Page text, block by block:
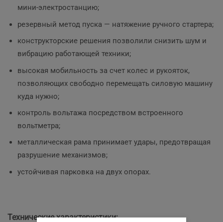
мини-электростанцию;
резервный метод пуска — натяжение ручного стартера;
конструкторские решения позволили снизить шум и
вибрацию работающей техники;
высокая мобильность за счет колес и рукояток,
позволяющих свободно перемещать силовую машину
куда нужно;
контроль вольтажа посредством встроенного
вольтметра;
металлическая рама принимает удары, предотвращая
разрушение механизмов;
устойчивая парковка на двух опорах.
Технические характеристики: